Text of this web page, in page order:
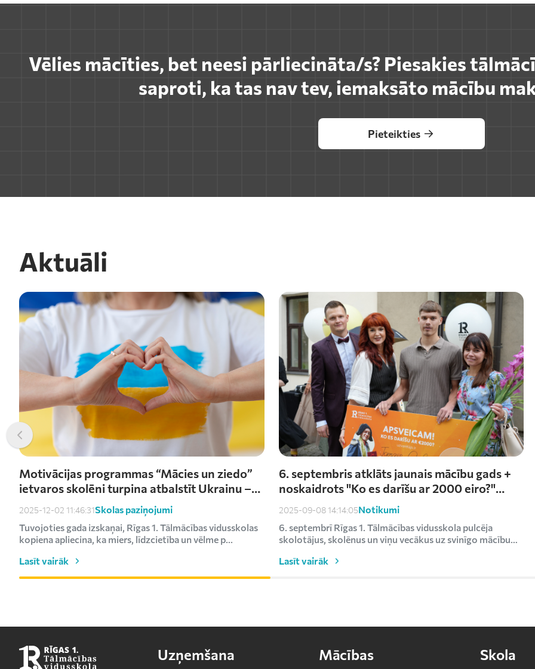
Vēlies mācīties, bet neesi pārliecināta/s? Piesakies
saproti, ka tas nav tev, iemaksāto mācību
Pieteikties
Aktuāli
Motivācijas programmas “Mācies un ziedo”
ietvaros skolēni turpina atbalstīt Ukrainu –
saziedoti kārtējie €1000
2025-12-02 11:46:31Skolas paziņojumi
Tuvojoties gada izskaņai, Rīgas 1. Tālmācības vidusskolas
kopiena apliecina, ka miers, līdzcietība un vēlme p...
Lasīt vairāk
6. septembris atklāts jaunais mācību gads +
noskaidrots "Ko es darīšu ar 2000 eiro?"
2025-09-08 14:14:05Notikumi
6. septembrī Rīgas 1. Tālmācības vidusskola pulcēja
skolotājus, skolēnus un viņu vecākus uz svinīgo mācību
Lasīt vairāk
Uzņemšana Mācības Skola